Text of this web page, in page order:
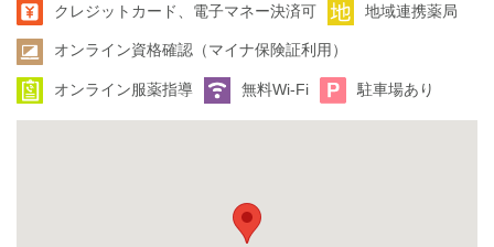
クレジットカード、電子マネー決済可 地域連携薬局
オンライン資格確認（マイナ保険証利用）
オンライン服薬指導 無料Wi-Fi 駐車場あり